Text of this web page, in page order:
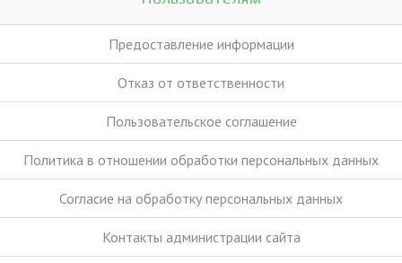
Предоставление информации
Отказ от ответственности
Пользовательское соглашение
Политика в отношении обработки персональных данных
Согласие на обработку персональных данных
Контакты администрации сайта